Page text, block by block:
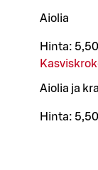
Aiolia
Hinta:
Aiolia ja
Hinta: